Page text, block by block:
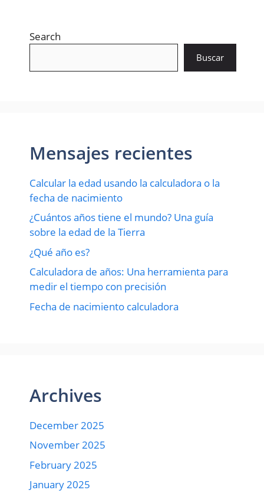
Search
Buscar
Mensajes recientes
Calcular la edad usando la calculadora o la
fecha de nacimiento
¿Cuántos años tiene el mundo? Una guía
sobre la edad de la Tierra
¿Qué año es?
Calculadora de años: Una herramienta para
medir el tiempo con precisión
Fecha de nacimiento calculadora
Archives
December 2025
November 2025
February 2025
January 2025